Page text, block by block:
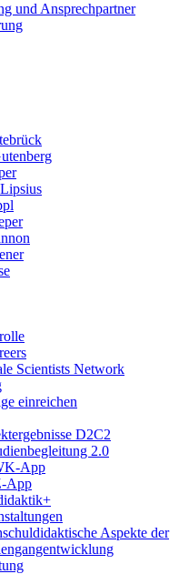
und Ansprechpartner
Scientists Network
einreichen
D2C2
2.0
App
App
Aspekte der